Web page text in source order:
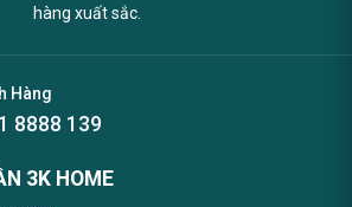
hàng xuất sắc.
Hàng
8888 139
3K HOME